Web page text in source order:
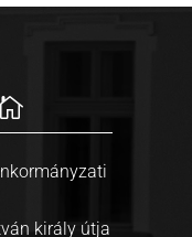
király útja